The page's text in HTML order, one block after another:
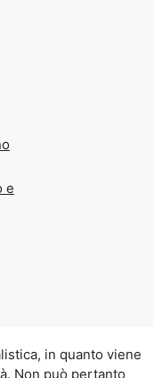
e
in quanto viene
Non può pertanto